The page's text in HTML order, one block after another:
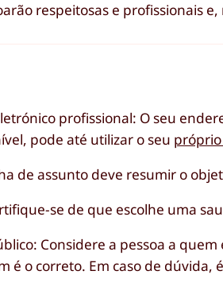
respeitosas e profissionais
profissional: O seu
pode até utilizar o seu
de assunto deve resumir o
se de que escolhe uma
Considere a pessoa a
é o correto. Em caso de